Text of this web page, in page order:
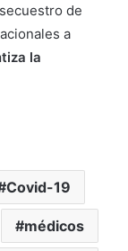
de
a
la
Covid-19
médicos